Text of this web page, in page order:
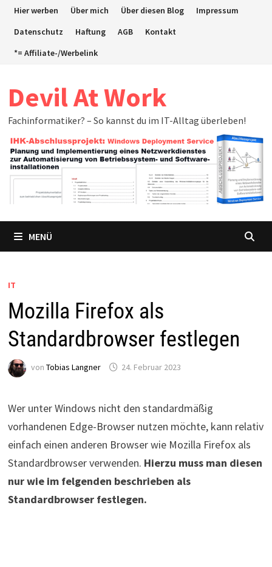
ZumHier werben Über mich Über diesen Blog
Impressum
Datenschutz
Haftung AGB
Kontakt
*= Affiliate-/Werbelink
Devil At Work
Fachinformatiker? – So kannst du im IT-Alltag überleben!
MENÜ
IT
Mozilla Firefox als
Standardbrowser festlegen
von Tobias Langner 24. Februar 2023
Wer unter Windows nicht den standardmäßig
vorhandenen Edge-Browser nutzen möchte, kann relativ
einfach einen anderen Browser wie Mozilla Firefox als
Standardbrowser verwenden. Hierzu muss man diesen
nur wie im felgenden beschrieben als
Standardbrowser festlegen.